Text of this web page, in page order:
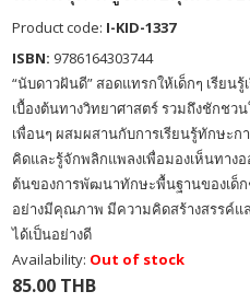
Product code: I-KID-1337
ISBN: 9786164303744
“นับดาวฝันดี” สอดแทรกให้เด็กๆ เรียนรู้
เบื้องต้นทางวิทยาศาสตร์ รวมถึงชักชว
เพื่อนๆ ผสมผสานกับการเรียนรู้ทักษะ
คิดและรู้จักพลิกแพลงเพื่อมองเห็นทาง
ต้นของการพัฒนาทักษะพื้นฐานของเด็ก
อย่างมีคุณภาพ มีความคิดสร้างสรรค์
ได้เป็นอย่างดี
Availability: Out of stock
85.00 THB